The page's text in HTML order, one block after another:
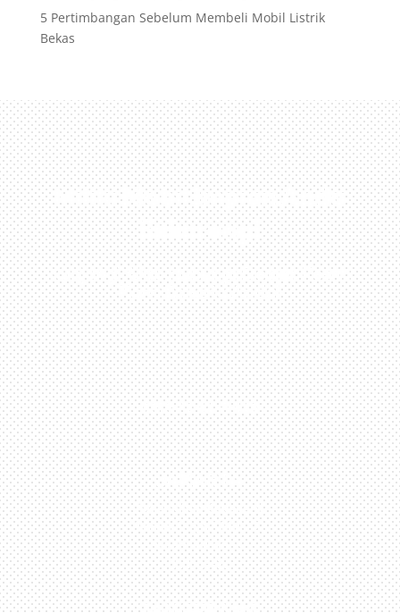
5 Pertimbangan Sebelum Membeli Mobil Listrik
Bekas
Miliki Mobil Impian Anda
Sekarang!
Kunjungi Atau Hubungi Dealer Resmi
Kami Di Kota Anda!
0813-1054-7548
JAKARTA
Perumahan Boulevard
Taman Surya 3 Blok h2,
No.27, Jakarta –
Indonesia